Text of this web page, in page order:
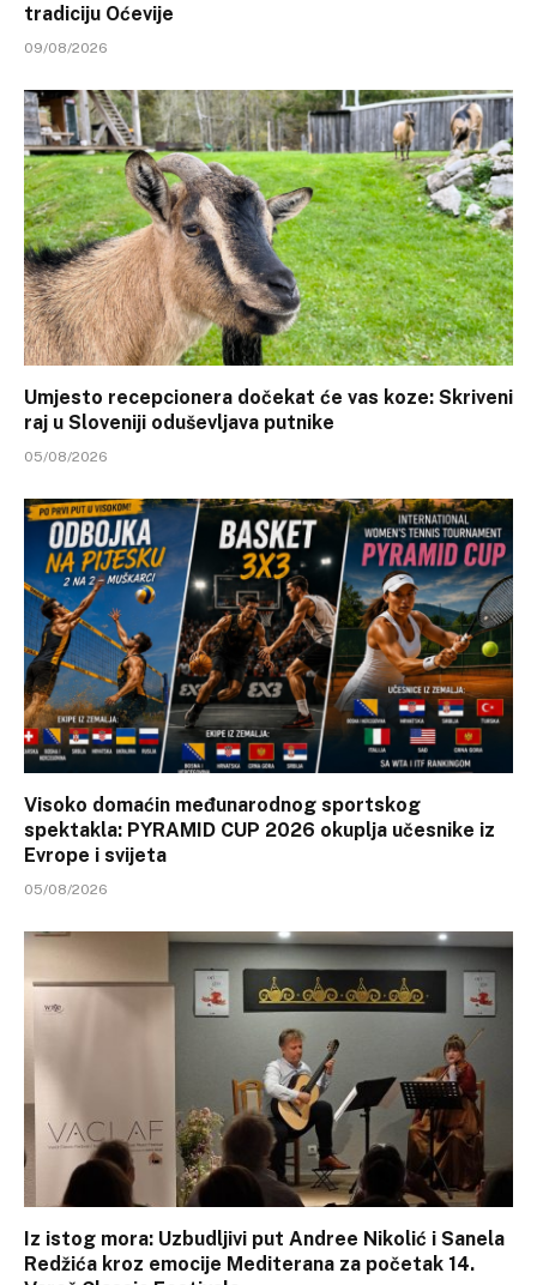
tradiciju Oćevije
09/08/2026
Umjesto recepcionera dočekat će vas koze: Skriveni
raj u Sloveniji oduševljava putnike
05/08/2026
Visoko domaćin međunarodnog sportskog
spektakla: PYRAMID CUP 2026 okuplja učesnike iz
Evrope i svijeta
05/08/2026
Iz istog mora: Uzbudljivi put Andree Nikolić i Sanela
Redžića kroz emocije Mediterana za početak 14.